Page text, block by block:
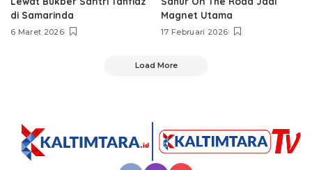
di Samarinda
6 Maret 2026
Magnet Utama
17 Februari 2026
Load More